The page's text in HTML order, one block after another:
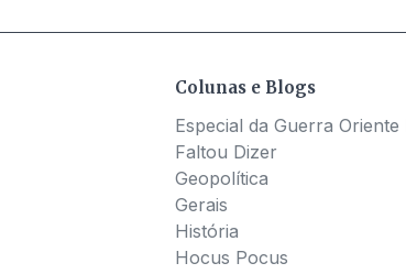
Colunas e Blogs
Especial da Guerra Oriente
Faltou Dizer
Geopolítica
Gerais
História
Hocus Pocus